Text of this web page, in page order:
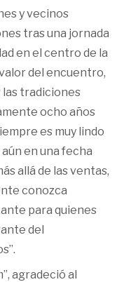
y vecinos
tras una jornada
en el centro de la
del encuentro,
las tradiciones
ocho años
es muy lindo
en una fecha
allá de las ventas,
conozca
para quienes
del
agradeció al